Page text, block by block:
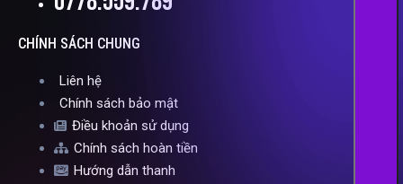
CHÍNH SÁCH CHUNG
Liên hệ
Chính sách bảo mật
Điều khoản sử dụng
Chính sách hoàn tiền
Hướng dẫn thanh